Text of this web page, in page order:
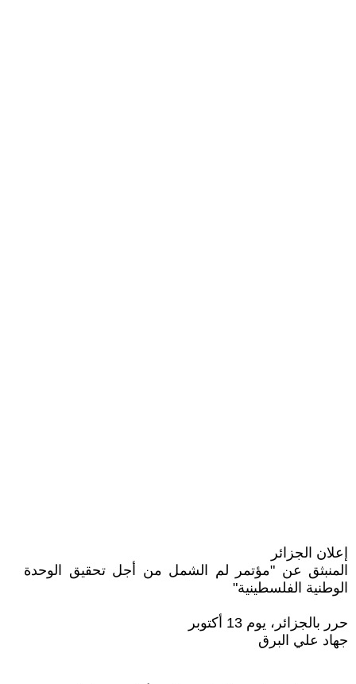
إعلان الجزائر
المنبثق عن "مؤتمر لم الشمل من أجل تحقيق الوحدة
الوطنية الفلسطينية"
حرر بالجزائر، يوم 13 أكتوبر
جهاد علي البرق